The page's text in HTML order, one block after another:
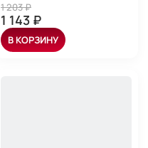
1 203 ₽
1 143 ₽
В КОРЗИНУ